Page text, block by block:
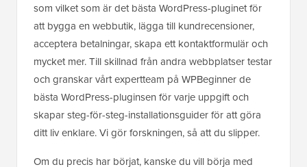
som vilket som är det bästa WordPress-pluginet för
att bygga en webbutik, lägga till kundrecensioner,
acceptera betalningar, skapa ett kontaktformulär och
mycket mer. Till skillnad från andra webbplatser testar
och granskar vårt expertteam på WPBeginner de
bästa WordPress-pluginsen för varje uppgift och
skapar steg-för-steg-installationsguider för att göra
ditt liv enklare. Vi gör forskningen, så att du slipper.
Om du precis har börjat, kanske du vill börja med